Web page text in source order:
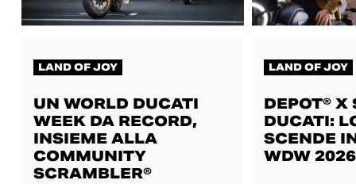
LAND OF JOY
UN WORLD DUCATI
WEEK DA RECORD,
INSIEME ALLA
COMMUNITY
SCRAMBLER®
LAND OF JOY
DEPOT® X
DUCATI:
SCENDE
WDW 2026